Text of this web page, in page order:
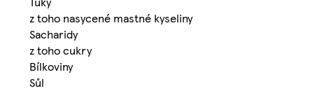
z toho nasycené mastné kyseliny
Sacharidy
z toho cukry
Bílkoviny
Sůl